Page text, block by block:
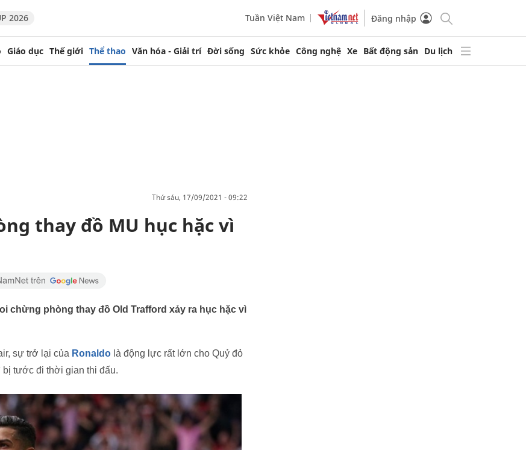
2026 Tuần Việt Nam Đăng nhập
Giáo dục Thế giới Thể thao Văn hóa - Giải trí Đời sống Sức khỏe Công nghệ Xe Bất động sản Du lịch
thứ sáu, 17/09/2021 - 09:22
thay đồ MU hục hặc vì
chừng phòng thay đồ Old Trafford xảy ra hục hặc vì
sự trở lại của Ronaldo là động lực rất lớn cho Quỷ đỏ
bị tước đi thời gian thi đấu.